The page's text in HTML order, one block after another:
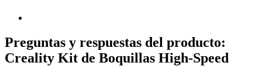
Preguntas y respuestas del producto:
Creality Kit de Boquillas High-Speed